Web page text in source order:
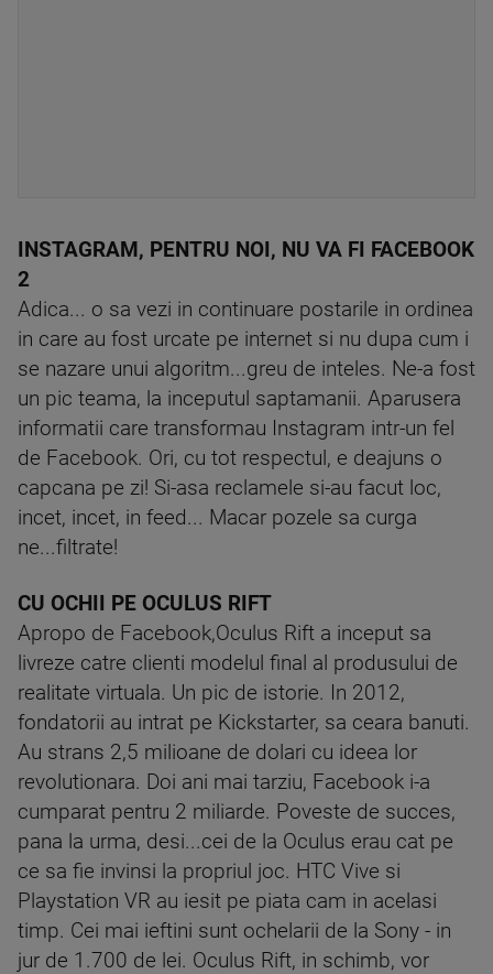
INSTAGRAM, PENTRU NOI, NU VA FI FACEBOOK
2
Adica... o sa vezi in continuare postarile in ordinea
in care au fost urcate pe internet si nu dupa cum i
se nazare unui algoritm...greu de inteles. Ne-a fost
un pic teama, la inceputul saptamanii. Aparusera
informatii care transformau Instagram intr-un fel
de Facebook. Ori, cu tot respectul, e deajuns o
capcana pe zi! Si-asa reclamele si-au facut loc,
incet, incet, in feed... Macar pozele sa curga
ne...filtrate!
CU OCHII PE OCULUS RIFT
Apropo de Facebook,Oculus Rift a inceput sa
livreze catre clienti modelul final al produsului de
realitate virtuala. Un pic de istorie. In 2012,
fondatorii au intrat pe Kickstarter, sa ceara banuti.
Au strans 2,5 milioane de dolari cu ideea lor
revolutionara. Doi ani mai tarziu, Facebook i-a
cumparat pentru 2 miliarde. Poveste de succes,
pana la urma, desi...cei de la Oculus erau cat pe
ce sa fie invinsi la propriul joc. HTC Vive si
Playstation VR au iesit pe piata cam in acelasi
timp. Cei mai ieftini sunt ochelarii de la Sony - in
jur de 1.700 de lei. Oculus Rift, in schimb, vor